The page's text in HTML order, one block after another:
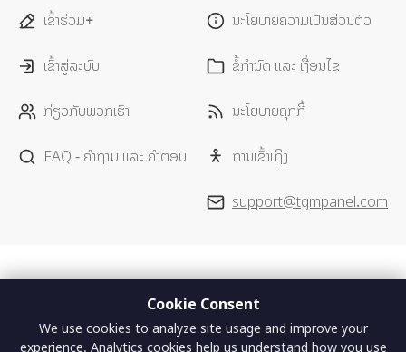
ເຂົ້າຮ່ວມ+
ເຂົ້າສູ່ລະບົບ
ກ່ຽວກັບພວກເຮົາ
FAQ - ຄໍາຖາມ ແລະ ຄໍາຕອບ
ນະໂຍບາຍຄວາມເປັນສ່ວນຕົວ
ຂໍ້ກໍານົດ ແລະ ເງື່ອນໄຂ
ນະໂຍບາຍຄຸກກີ້
ການເຂົ້າເຖິງ
support@tgmpanel.com
Cookie Consent
We use cookies to analyze site usage and improve your